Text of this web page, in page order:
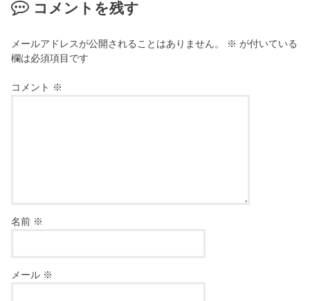
コメントを残す
メールアドレスが公開されることはありません。 ※ が付いている
欄は必須項目です
コメント ※
名前 ※
メール ※